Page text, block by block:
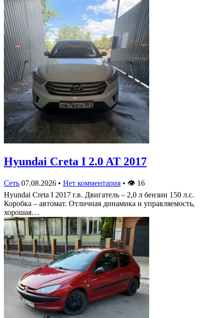
Hyundai Creta I 2.0 AT 2017
Сеть 07.08.2026 • Нет комментария • 👁 16
Hyundai Creta I 2017 г.в. Двигатель – 2,0 л бензин 150 л.с.
Коробка – автомат. Отличная динамика и управляемость,
хорошая…